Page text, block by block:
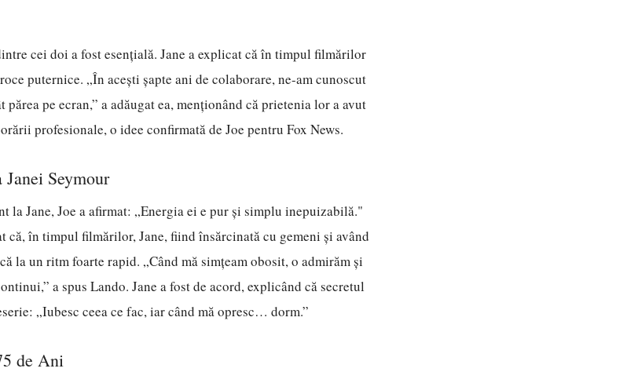
cei doi a fost esențială. Jane a explicat că în timpul filmărilor
puternice. „În acești șapte ani de colaborare, ne-am cunoscut
pe ecran,” a adăugat ea, menționând că prietenia lor a avut
profesionale, o idee confirmată de Joe pentru Fox News.
Seymour
la Jane, Joe a afirmat: „Energia ei e pur și simplu inepuizabilă."
că, în timpul filmărilor, Jane, fiind însărcinată cu gemeni și având
la un ritm foarte rapid. „Când mă simțeam obosit, o admirăm și
a spus Lando. Jane a fost de acord, explicând că secretul
„Iubesc ceea ce fac, iar când mă opresc… dorm.”
de Ani